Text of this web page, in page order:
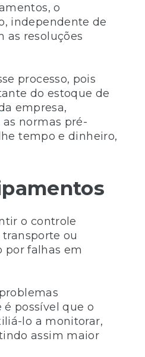
o
independente de
as resoluções
processo, pois
do estoque de
empresa,
normas pré-
tempo e dinheiro,
o controle
ou
por falhas em
possível que o
lo a monitorar,
assim maior